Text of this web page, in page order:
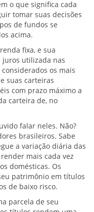
o que significa cada
tomar suas decisões
de fundos se
acima.
fixa, e sua
utilizada nas
considerados os mais
suas carteiras
com prazo máximo a
carteira de, no
falar neles. Não?
brasileiros. Sabe
a variação diária das
mais cada vez
domésticas. Os
patrimônio em títulos
de baixo risco.
parcela de seu